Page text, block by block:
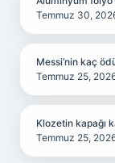
Temmuz 30,
Messi’nin kaç
Temmuz 25,
Klozetin kapağı
Temmuz 25,